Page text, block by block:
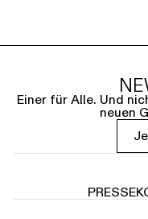
Einer für Alle. Und
neuen
PRESSE